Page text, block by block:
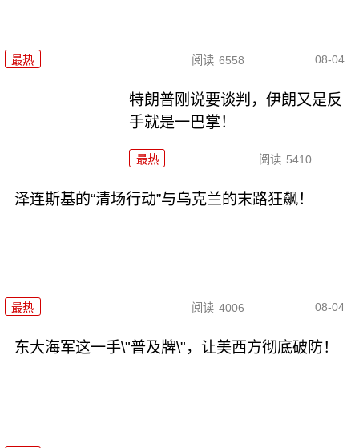
最热 阅读 6558 08-04
特朗普刚说要谈判，伊朗又是反
手就是一巴掌！
最热 阅读 5410
泽连斯基的“清场行动”与乌克兰的末路狂飙！
最热 阅读 4006 08-04
东大海军这一手\"普及牌\"，让美西方彻底破防！